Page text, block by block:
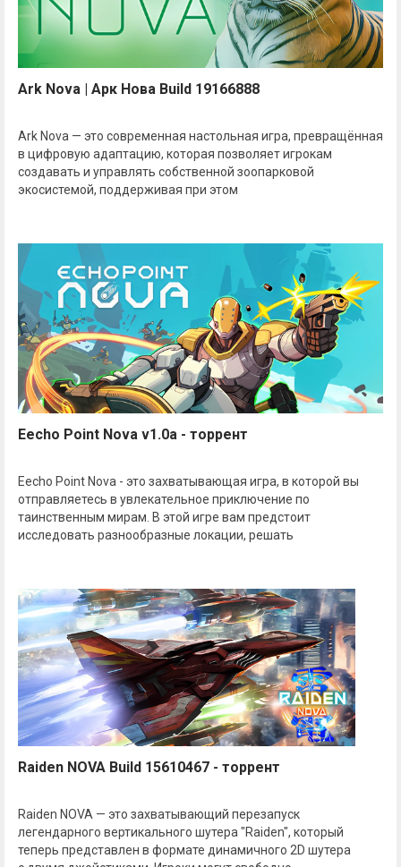
Ark Nova | Арк Нова Build 19166888
Ark Nova — это современная настольная игра, превращённая
в цифровую адаптацию, которая позволяет игрокам
создавать и управлять собственной зоопарковой
экосистемой, поддерживая при этом
Eecho Point Nova v1.0a - торрент
Eecho Point Nova - это захватывающая игра, в которой вы
отправляетесь в увлекательное приключение по
таинственным мирам. В этой игре вам предстоит
исследовать разнообразные локации, решать
Raiden NOVA Build 15610467 - торрент
Raiden NOVA — это захватывающий перезапуск
легендарного вертикального шутера "Raiden", который
теперь представлен в формате динамичного 2D шутера